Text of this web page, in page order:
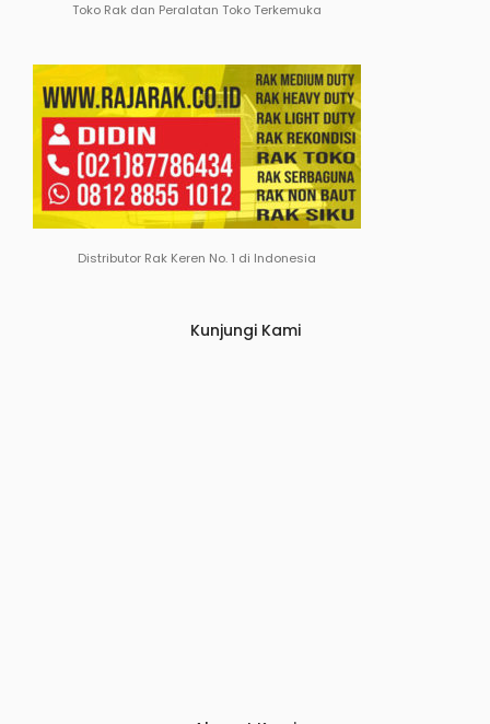
Toko Rak dan Peralatan Toko Terkemuka
Distributor Rak Keren No. 1 di Indonesia
Kunjungi Kami